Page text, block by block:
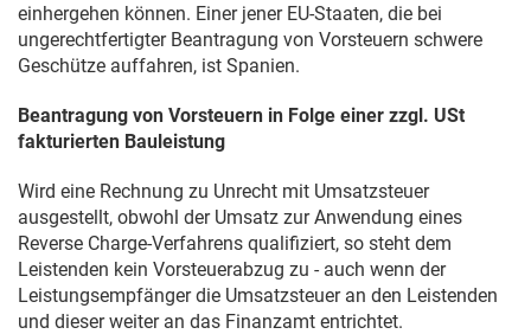
einhergehen können. Einer jener EU-Staaten, die bei
ungerechtfertigter Beantragung von Vorsteuern schwere
Geschütze auffahren, ist Spanien.
Beantragung von Vorsteuern in Folge einer zzgl. USt
fakturierten Bauleistung
Wird eine Rechnung zu Unrecht mit Umsatzsteuer
ausgestellt, obwohl der Umsatz zur Anwendung eines
Reverse Charge-Verfahrens qualifiziert, so steht dem
Leistenden kein Vorsteuerabzug zu - auch wenn der
Leistungsempfänger die Umsatzsteuer an den Leistenden
und dieser weiter an das Finanzamt entrichtet.